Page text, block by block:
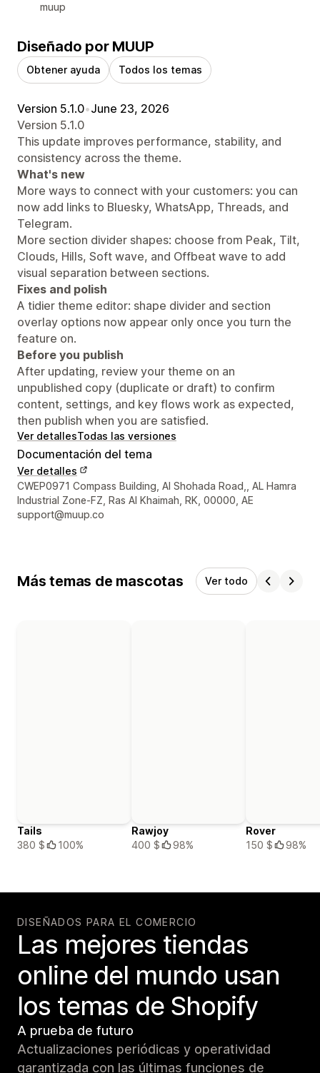
muup
Diseñado por MUUP
Obtener ayuda Todos los temas
Version 5.1.0•June 23, 2026
Version 5.1.0
This update improves performance, stability, and
consistency across the theme.
What's new
More ways to connect with your customers: you can
now add links to Bluesky, WhatsApp, Threads, and
Telegram.
More section divider shapes: choose from Peak, Tilt,
Clouds, Hills, Soft wave, and Offbeat wave to add
visual separation between sections.
Fixes and polish
A tidier theme editor: shape divider and section
overlay options now appear only once you turn the
feature on.
Before you publish
After updating, review your theme on an
unpublished copy (duplicate or draft) to confirm
content, settings, and key flows work as expected,
then publish when you are satisfied.
Ver detallesTodas las versiones
Documentación del tema
Ver detalles
Detalles de contacto del diseñador
CWEP0971 Compass Building, Al Shohada Road,, AL Hamra
Industrial Zone-FZ, Ras Al Khaimah, RK, 00000, AE
support@muup.co
Más temas de mascotas Ver todo
Tails
380 $
100%
Rawjoy
400 $
98%
Rover
150 $
98%
DISEÑADOS PARA EL COMERCIO
Las mejores tiendas
online del mundo usan
los temas de Shopify
A prueba de futuro
Actualizaciones periódicas y operatividad
garantizada con las últimas funciones de